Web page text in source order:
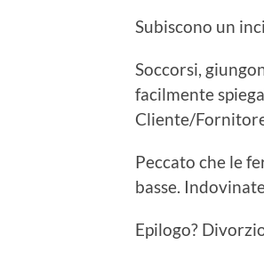
Subiscono un
Soccorsi,
facilmente
Cliente/
Peccato che le
basse.
Epilogo?